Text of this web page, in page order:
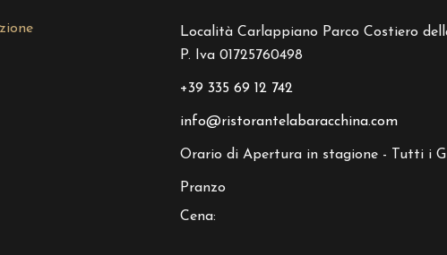
Località Carlappiano Parco Costiero
P. Iva 01725760498
+39 335 69 12 742
info@ristorantelabaracchina.com
Orario di Apertura in stagione - Tutti i
Pranzo
Cena: